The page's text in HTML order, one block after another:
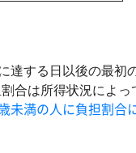
する日以後の最初の
は所得状況によっ
未満の人に負担割合